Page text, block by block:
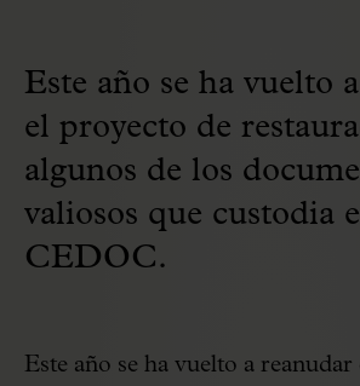
Este año se ha vuelto
el proyecto de
algunos de los
valiosos que custodia
CEDOC.
Este año se ha vuelto a